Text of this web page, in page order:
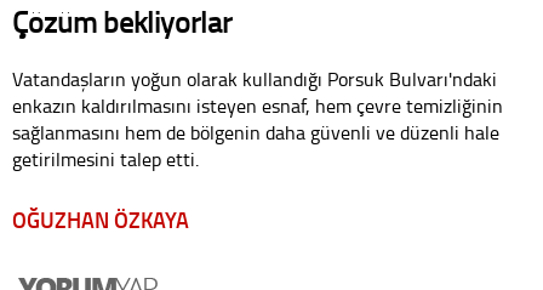
Çözüm bekliyorlar
Vatandaşların yoğun olarak kullandığı Porsuk Bulvarı'ndaki
enkazın kaldırılmasını isteyen esnaf, hem çevre temizliğinin
sağlanmasını hem de bölgenin daha güvenli ve düzenli hale
getirilmesini talep etti.
OĞUZHAN ÖZKAYA